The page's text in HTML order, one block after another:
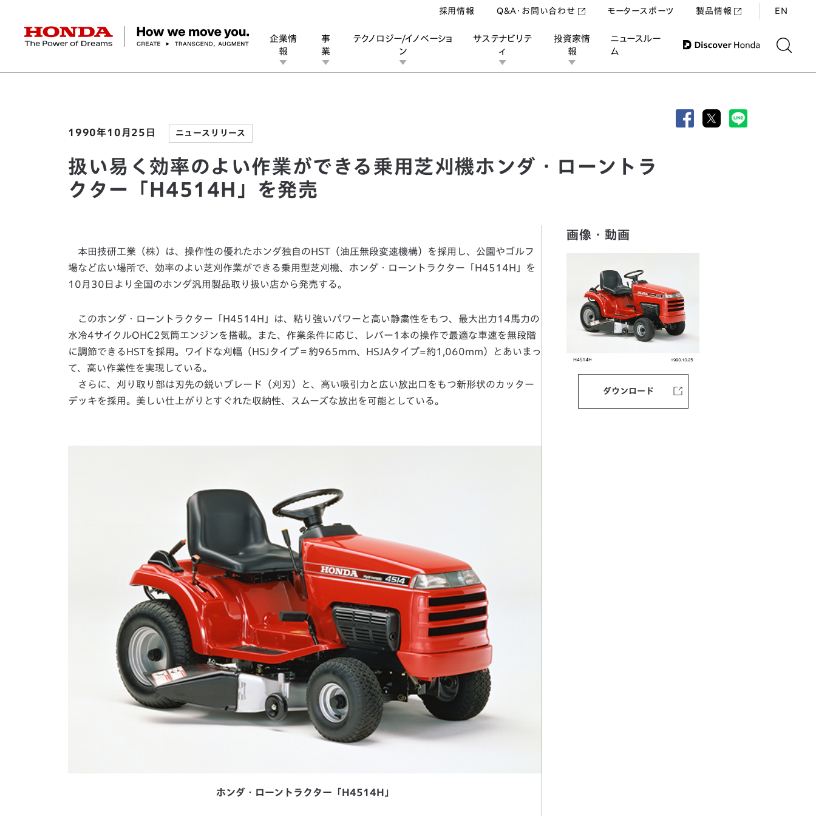
HONDA The Power of Dreams
企業情
報
社長メッセージ 経営方針 会社概要 ヒストリー
事
業
バイク パワープロダクツ マリン その他事業
テクノロジー/イノベーショ
ン
テクノロジー デザイン オープンイノベーション
サステナビリテ
ィ
ESGレポート Honda Report 環境 社会 ガバナンス
投資家情
報
IR資料室 財務・業績情報 株式・債券情報
ニュースルー
ム
ニュースルーム
Discover Honda
採用情報 Q&A・お問い合わせ モータースポーツ 製品情報 EN
扱い易く効率のよい作業ができる乗用芝刈機ホンダ・ローントラクター「H4514H」を発売
1990年10月25日 ニュースリリース
扱い易く効率のよい作業ができる乗用芝刈機ホンダ・ローントラ
クター「H4514H」を発売
本田技研工業（株）は、操作性の優れたホンダ独自のHST（油圧無段変速機構）を採用し、公園やゴルフ
場など広い場所で、効率のよい芝刈作業ができる乗用型芝刈機、ホンダ・ローントラクター「H4514H」を
10月30日より全国のホンダ汎用製品取り扱い店から発売する。
このホンダ・ローントラクター「H4514H」は、粘り強いパワーと高い静粛性をもつ、最大出力14馬力の
水冷4サイクルOHC2気筒エンジンを搭載。また、作業条件に応じ、レバー1本の操作で最適な車速を無段階
に調節できるHSTを採用。ワイドな刈幅（HSJタイプ＝約965mm、HSJAタイプ=約1,060mm）とあいまっ
て、高い作業性を実現している。
さらに、刈り取り部は刃先の鋭いブレード（刈刃）と、高い吸引力と広い放出口をもつ新形状のカッター
デッキを採用。美しい仕上がりとすぐれた収納性、スムーズな放出を可能としている。
ホンダ・ローントラクター「H4514H」
画像・動画
ダウンロード